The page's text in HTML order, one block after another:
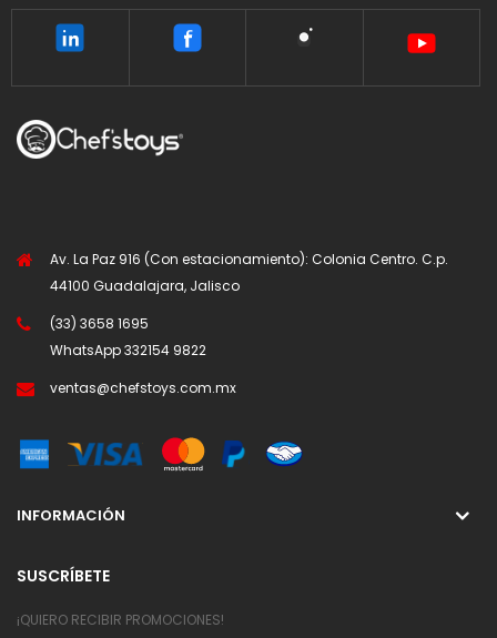
Av. La Paz 916 (Con estacionamiento): Colonia Centro. C.p.
44100 Guadalajara, Jalisco
(33) 3658 1695
WhatsApp332154 9822
ventas@chefstoys.com.mx
INFORMACIÓN
SUSCRÍBETE
¡QUIERO RECIBIR PROMOCIONES!